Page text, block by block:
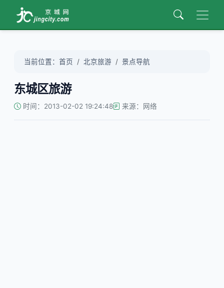
当前位置： 首页 北京旅游 景点导航
东城区旅游
时间：2013-02-02 19:24:48 来源：网络